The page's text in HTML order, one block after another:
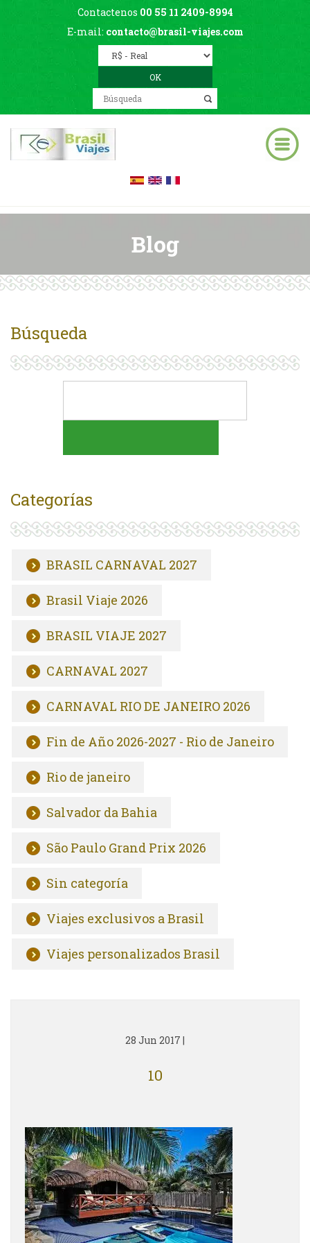
Contactenos 00 55 11 2409-8994
E-mail: contacto@brasil-viajes.com
Blog
Búsqueda
Categorías
BRASIL CARNAVAL 2027
Brasil Viaje 2026
BRASIL VIAJE 2027
CARNAVAL 2027
CARNAVAL RIO DE JANEIRO 2026
Fin de Año 2026-2027 - Rio de Janeiro
Rio de janeiro
Salvador da Bahia
São Paulo Grand Prix 2026
Sin categoría
Viajes exclusivos a Brasil
Viajes personalizados Brasil
28 Jun 2017 |
10